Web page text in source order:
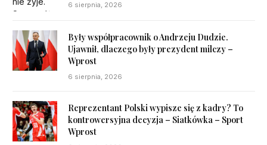
6 sierpnia, 2026
Były współpracownik o Andrzeju Dudzie.
Ujawnił, dlaczego były prezydent milczy –
Wprost
6 sierpnia, 2026
Reprezentant Polski wypisze się z kadry? To
kontrowersyjna decyzja – Siatkówka – Sport
Wprost